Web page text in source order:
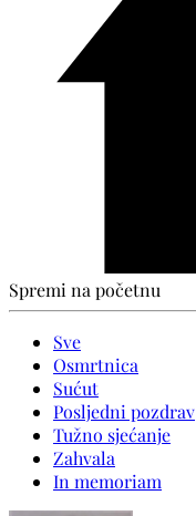
Spremi na početnu
Sve
Osmrtnica
Sućut
Posljedni pozdrav
Tužno sjećanje
Zahvala
In memoriam